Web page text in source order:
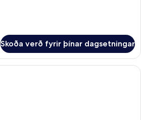
Skoða verð fyrir þínar dagsetningar